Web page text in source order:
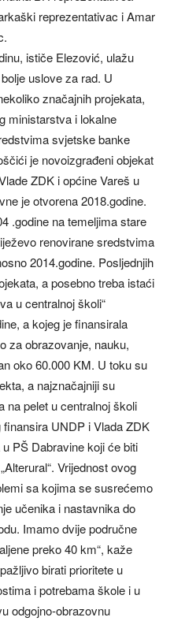
reprezentativac i Amar
ističe Elezović, ulažu
uslove za rad. U
značajnih projekata,
ministarstva i lokalne
svjetske banke
je novoizgrađeni objekat
ZDK i općine Vareš u
je otvorena 2018.godine.
.godine na temeljima stare
renovirane sredstvima
2014.godine. Posljednjih
a posebno treba istaći
u centralnoj školi“
a kojeg je finansirala
za obrazovanje, nauku,
oko 60.000 KM. U toku su
a najznačajniji su
na pelet u centralnoj školi
UNDP i Vlada ZDK
PŠ Dabravine koji će biti
Vrijednost ovog
sa kojima se susrećemo
učenika i nastavnika do
Imamo dvije područne
preko 40 km“, kaže
birati prioritete u
i potrebama škole i u
odgojno-obrazovnu